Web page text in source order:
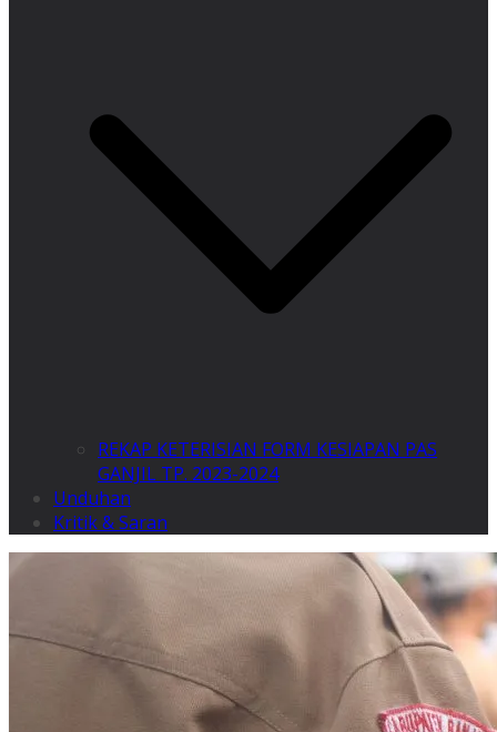
REKAP KETERISIAN FORM KESIAPAN PAS
GANJIL TP. 2023-2024
Unduhan
Kritik & Saran